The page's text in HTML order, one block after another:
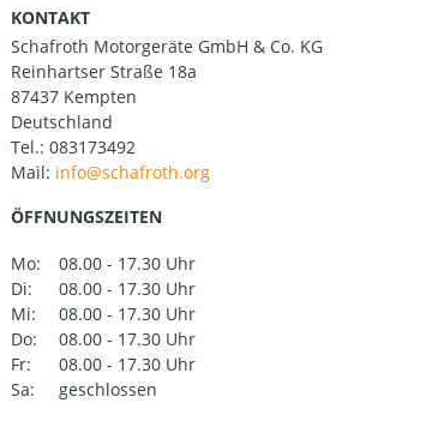
KONTAKT
Schafroth Motorgeräte GmbH & Co. KG
Reinhartser Straße 18a
87437 Kempten
Deutschland
Tel.: 083173492
Mail:
ÖFFNUNGSZEITEN
Mo:
08.00 - 17.30 Uhr
Di:
08.00 - 17.30 Uhr
Mi:
08.00 - 17.30 Uhr
Do:
08.00 - 17.30 Uhr
Fr:
08.00 - 17.30 Uhr
Sa:
geschlossen